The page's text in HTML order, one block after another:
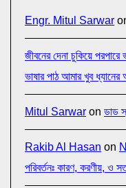
Engr. Mitul Sarwar
জীবনের দেনা চুকিয়ে পরপারে
ভাষার পাঠ আমার খুব
Mitul Sarwar on ডাড
Rakib Al Hasan on
পরিবর্তনঃ কারণ, করণীয়, ও